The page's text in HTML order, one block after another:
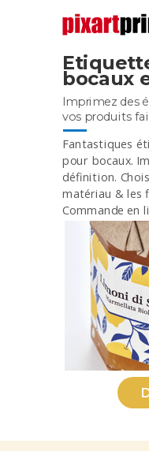
Imprimez des
vos produits
Fantastiques
pour bocaux.
définition.
matériau & les
Commande en
bocaux